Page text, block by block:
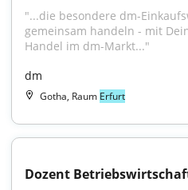
"...die besondere dm-
gemeinsam handeln - mit
Handel im dm-Markt..."
dm
Gotha, Raum Erfurt
Dozent